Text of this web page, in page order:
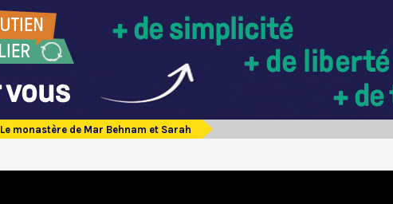
Le monastère de Mar Behnam et Sarah